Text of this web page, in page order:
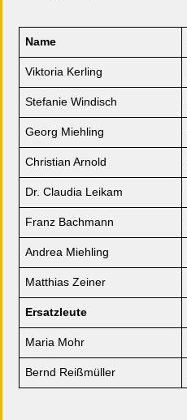
Name
Viktoria Kerling
Stefanie Windisch
Georg Miehling
Christian Arnold
Dr. Claudia Leikam
Franz Bachmann
Andrea Miehling
Matthias Zeiner
Ersatzleute
Maria Mohr
Bernd Reißmüller